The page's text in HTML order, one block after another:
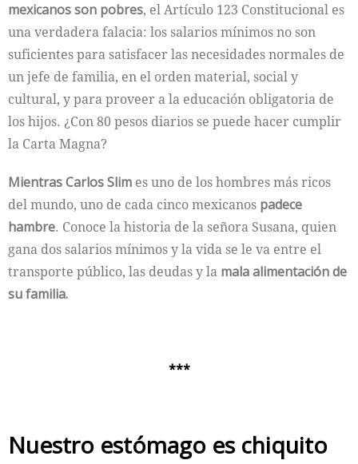
mexicanos son pobres, el Artículo 123 Constitucional es
una verdadera falacia: los salarios mínimos no son
suficientes para satisfacer las necesidades normales de
un jefe de familia, en el orden material, social y
cultural, y para proveer a la educación obligatoria de
los hijos. ¿Con 80 pesos diarios se puede hacer cumplir
la Carta Magna?
Mientras Carlos Slim es uno de los hombres más ricos
del mundo, uno de cada cinco mexicanos padece
hambre. Conoce la historia de la señora Susana, quien
gana dos salarios mínimos y la vida se le va entre el
transporte público, las deudas y la mala alimentación de
su familia.
***
Nuestro estómago es chiquito